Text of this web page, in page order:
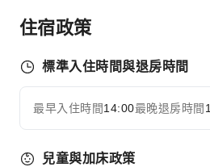
上網服務
櫃檯服務
旅遊票務服務
行李寄存
快速入住退房
展開全部
住宿政策
標準入住時間與退房時間
最早入住時間14:00最晚退房時間
兒童與加床政策